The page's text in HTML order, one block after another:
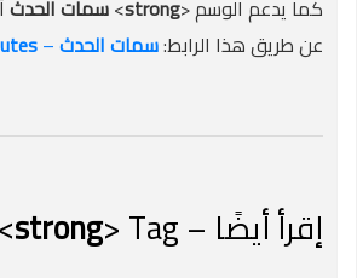
كما يدعم الوسم <strong
>سمات الحدث
عن طريق هذا الرابط:سماتالحدث–
إقرأ أيضًا – HTML < strong> Tag